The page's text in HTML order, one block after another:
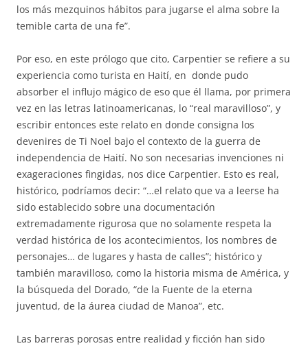
los más mezquinos hábitos para jugarse el alma sobre la
temible carta de una fe”.
Por eso, en este prólogo que cito, Carpentier se refiere a su
experiencia como turista en Haití, en donde pudo
absorber el influjo mágico de eso que él llama, por primera
vez en las letras latinoamericanas, lo “real maravilloso”, y
escribir entonces este relato en donde consigna los
devenires de Ti Noel bajo el contexto de la guerra de
independencia de Haití. No son necesarias invenciones ni
exageraciones fingidas, nos dice Carpentier. Esto es real,
histórico, podríamos decir: “…el relato que va a leerse ha
sido establecido sobre una documentación
extremadamente rigurosa que no solamente respeta la
verdad histórica de los acontecimientos, los nombres de
personajes… de lugares y hasta de calles”; histórico y
también maravilloso, como la historia misma de América, y
la búsqueda del Dorado, “de la Fuente de la eterna
juventud, de la áurea ciudad de Manoa”, etc.
Las barreras porosas entre realidad y ficción han sido